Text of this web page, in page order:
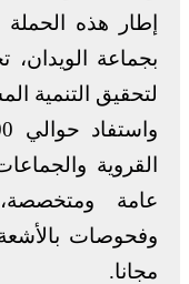
إطار هذه
بجماعة
لتحقيق التنمية
القروية
عامة
وفحوصات
مجانا.